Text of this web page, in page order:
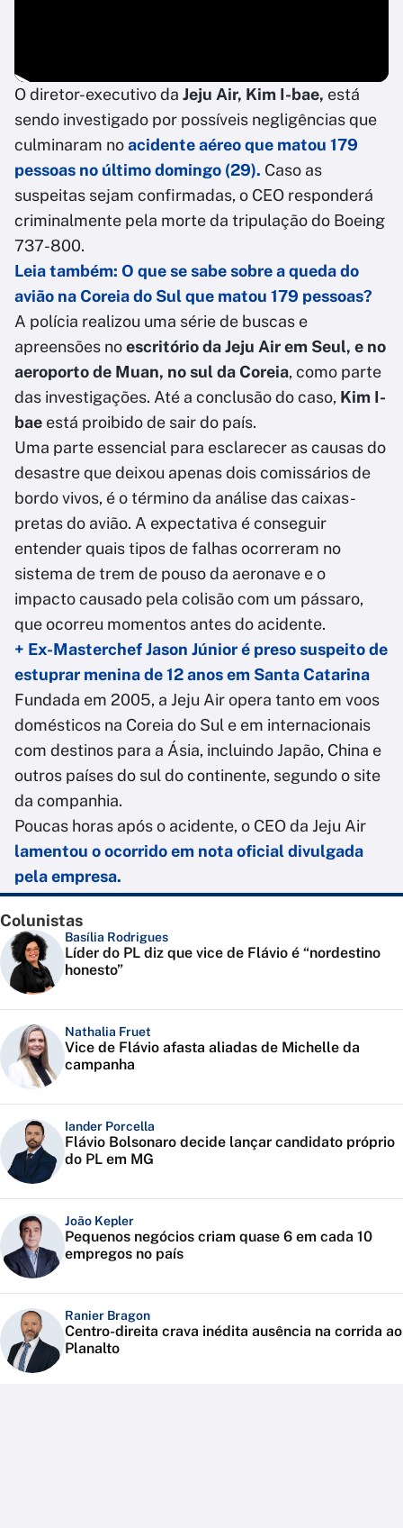
O diretor-executivo da Jeju Air, Kim I-bae, está
sendo investigado por possíveis negligências que
culminaram noacidente aéreo que matou 179
pessoas no último domingo (29). Caso as
suspeitas sejam confirmadas, o CEO responderá
criminalmente pela morte da tripulação do Boeing
737-800.
Leia também: O que se sabe sobre a queda do
avião na Coreia do Sul que matou 179 pessoas?
A polícia realizou uma série de buscas e
apreensões noescritório da Jeju Air em Seul, e no
aeroporto de Muan, no sul da Coreia, como parte
das investigações. Até a conclusão do caso, Kim I-
bae está proibido de sair do país.
Uma parte essencial para esclarecer as causas do
desastre que deixou apenas dois comissários de
bordo vivos, é o término da análise das caixas-
pretas do avião. A expectativa é conseguir
entender quais tipos de falhas ocorreram no
sistema de trem de pouso da aeronave e o
impacto causado pela colisão com um pássaro,
que ocorreu momentos antes do acidente.
+ Ex-Masterchef Jason Júnior é preso suspeito de
estuprar menina de 12 anos em Santa Catarina
Fundada em 2005, a Jeju Air opera tanto em voos
domésticos na Coreia do Sul e em internacionais
com destinos para a Ásia, incluindo Japão, China e
outros países do sul do continente, segundo o site
da companhia.
Poucas horas após o acidente, o CEO da Jeju Air
lamentou o ocorrido em nota oficial divulgada
pela empresa.
Colunistas
Basília Rodrigues
Líder do PL diz que vice de Flávio é “nordestino
honesto”
Nathalia Fruet
Vice de Flávio afasta aliadas de Michelle da
campanha
Iander Porcella
Flávio Bolsonaro decide lançar candidato próprio
do PL em MG
João Kepler
Pequenos negócios criam quase 6 em cada 10
empregos no país
Ranier Bragon
Centro-direita crava inédita ausência na corrida ao
Planalto